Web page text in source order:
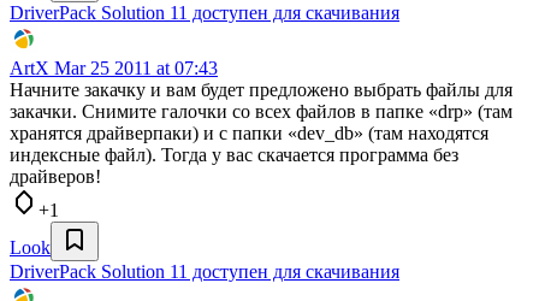
DriverPack Solution 11 доступен для скачивания
ArtX Mar 25 2011 at 07:43
Начните закачку и вам будет предложено выбрать файлы для
закачки. Снимите галочки со всех файлов в папке «drp» (там
хранятся драйверпаки) и с папки «dev_db» (там находятся
индексные файл). Тогда у вас скачается программа без
драйверов!
+1
Look
DriverPack Solution 11 доступен для скачивания